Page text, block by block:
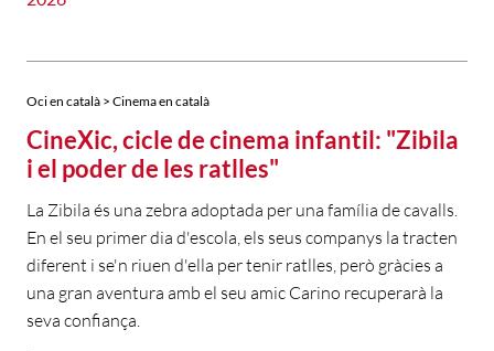
Oci en català > Cinema en català
CineXic, cicle de cinema infantil: "Zibila
i el poder de les ratlles"
La Zibila és una zebra adoptada per una família de cavalls.
En el seu primer dia d'escola, els seus companys la tracten
diferent i se'n riuen d'ella per tenir ratlles, però gràcies a
una gran aventura amb el seu amic Carino recuperarà la
seva confiança.